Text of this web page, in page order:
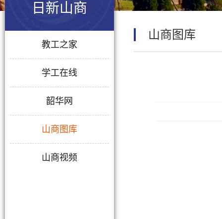
日新山商
教工之家
学工在线
韶华网
山商图库
山商视频
山商图库